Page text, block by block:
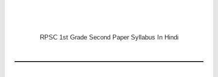
RPSC 1st Grade Second Paper Syllabus In Hindi